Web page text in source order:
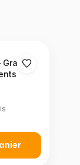
Grand